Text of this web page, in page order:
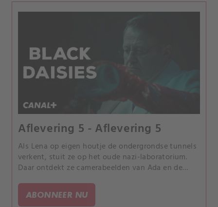
Aflevering 5 - Aflevering 5
Als Lena op eigen houtje de ondergrondse tunnels
verkent, stuit ze op het oude nazi-laboratorium.
Daar ontdekt ze camerabeelden van Ada en de
ABONNEER NU